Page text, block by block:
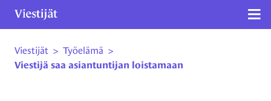
Siirry sivun sisältöön
Viestijät > Työelämä >
Viestijä saa asiantuntijan loistamaan